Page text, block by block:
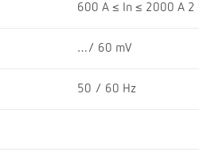
600 A ≤ In ≤ 2000 A 2
…/ 60 mV
50 / 60 Hz